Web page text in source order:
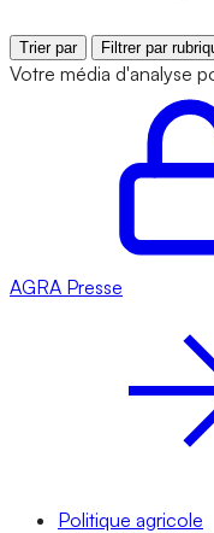
Trier par Filtrer par
Votre média d'analyse
AGRA Presse
Politique agricole